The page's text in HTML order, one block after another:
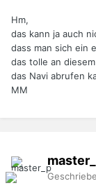
Hm,
das kann ja auch
dass man sich ein
das tolle an
das Navi abrufen
MM